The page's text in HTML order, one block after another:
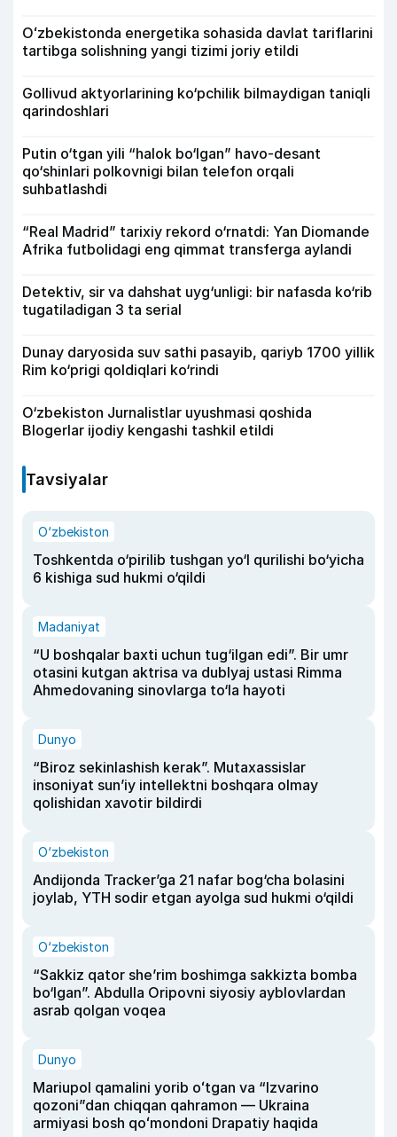
Oʻzbekistonda energetika sohasida davlat tariflarini
tartibga solishning yangi tizimi joriy etildi
Gollivud aktyorlarining ko‘pchilik bilmaydigan taniqli
qarindoshlari
Putin o‘tgan yili “halok bo‘lgan” havo-desant
qo‘shinlari polkovnigi bilan telefon orqali
suhbatlashdi
“Real Madrid” tarixiy rekord o‘rnatdi: Yan Diomande
Afrika futbolidagi eng qimmat transferga aylandi
Detektiv, sir va dahshat uyg‘unligi: bir nafasda ko‘rib
tugatiladigan 3 ta serial
Dunay daryosida suv sathi pasayib, qariyb 1700 yillik
Rim ko‘prigi qoldiqlari ko‘rindi
O‘zbekiston Jurnalistlar uyushmasi qoshida
Blogerlar ijodiy kengashi tashkil etildi
Tavsiyalar
O‘zbekiston
Toshkentda o‘pirilib tushgan yo‘l qurilishi bo‘yicha
6 kishiga sud hukmi o‘qildi
Madaniyat
“U boshqalar baxti uchun tug‘ilgan edi”. Bir umr
otasini kutgan aktrisa va dublyaj ustasi Rimma
Ahmedovaning sinovlarga to‘la hayoti
Dunyo
“Biroz sekinlashish kerak”. Mutaxassislar
insoniyat sun’iy intellektni boshqara olmay
qolishidan xavotir bildirdi
O‘zbekiston
Andijonda Tracker’ga 21 nafar bog‘cha bolasini
joylab, YTH sodir etgan ayolga sud hukmi o‘qildi
O‘zbekiston
“Sakkiz qator she’rim boshimga sakkizta bomba
bo‘lgan”. Abdulla Oripovni siyosiy ayblovlardan
asrab qolgan voqea
Dunyo
Mariupol qamalini yorib oʻtgan va “Izvarino
qozoni”dan chiqqan qahramon — Ukraina
armiyasi bosh qoʻmondoni Drapatiy haqida